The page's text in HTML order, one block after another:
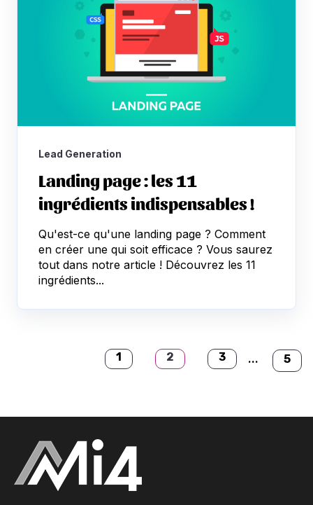
Lead Generation
Landing page : les 11
ingrédients indispensables !
Qu'est-ce qu'une landing page ? Comment
en créer une qui soit efficace ? Vous saurez
tout dans notre article ! Découvrez les 11
ingrédients...
1 2 3 ... 5